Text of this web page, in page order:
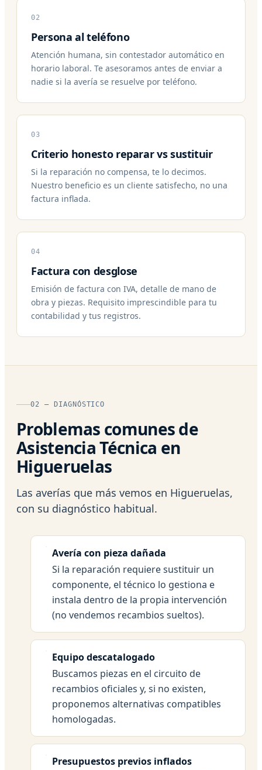
02
Persona al teléfono
Atención humana, sin contestador automático en
horario laboral. Te asesoramos antes de enviar a
nadie si la avería se resuelve por teléfono.
03
Criterio honesto reparar vs sustituir
Si la reparación no compensa, te lo decimos.
Nuestro beneficio es un cliente satisfecho, no una
factura inflada.
04
Factura con desglose
Emisión de factura con IVA, detalle de mano de
obra y piezas. Requisito imprescindible para tu
contabilidad y tus registros.
02 — DIAGNÓSTICO
Problemas comunes de
Asistencia Técnica en
Higueruelas
Las averías que más vemos en Higueruelas,
con su diagnóstico habitual.
Avería con pieza dañada
Si la reparación requiere sustituir un
componente, el técnico lo gestiona e
instala dentro de la propia intervención
(no vendemos recambios sueltos).
Equipo descatalogado
Buscamos piezas en el circuito de
recambios oficiales y, si no existen,
proponemos alternativas compatibles
homologadas.
Presupuestos previos inflados